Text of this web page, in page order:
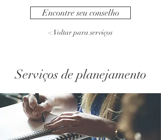
Encontre seu conselho
< Voltar para serviços
Serviços de planejamento